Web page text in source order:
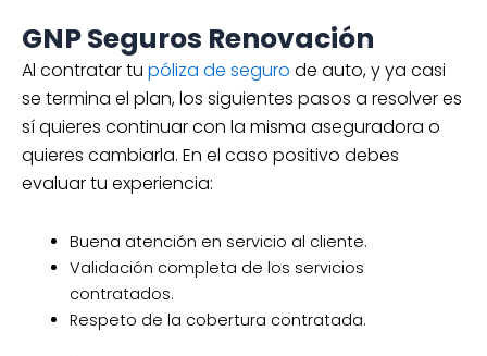
GNP Seguros Renovación
Al contratar tu póliza de seguro de auto, y ya casi
se termina el plan, los siguientes pasos a resolver es
sí quieres continuar con la misma aseguradora o
quieres cambiarla. En el caso positivo debes
evaluar tu experiencia:
Buena atención en servicio al cliente.
Validación completa de los servicios
contratados.
Respeto de la cobertura contratada.